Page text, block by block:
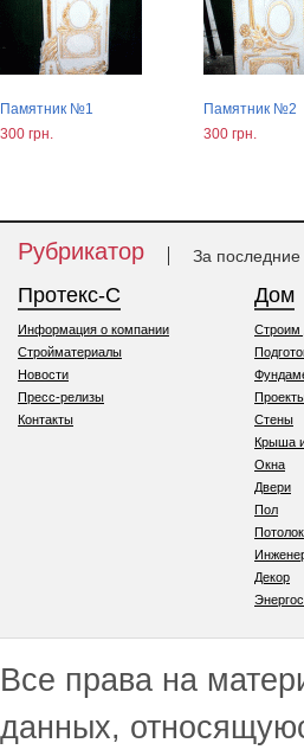
Памятник №1
300 грн.
Памятник №2
300 грн.
Рубрикатор За последние
Протекс-С
Информация о компании
Стройматериалы
Новости
Пресс-релизы
Контакты
Дом
Строим
Стены
Крыша
Окна
Двери
Пол
Потолок
Декор
Все права на
данных,